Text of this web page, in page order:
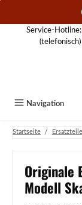
Zum Hauptinhalt
Service-Hotline:
(telefonisch) |
Navigation
Startseite / Ersatzteile
Originale
Modell